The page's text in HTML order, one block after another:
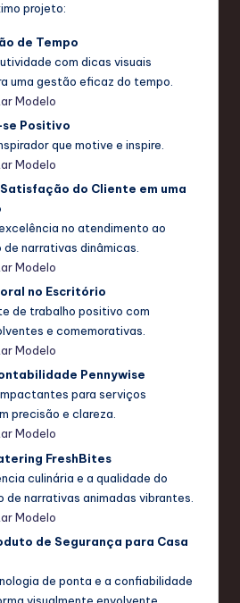
projeto:
de Tempo
com dicas visuais
uma gestão eficaz do tempo.
Modelo
Positivo
que motive e inspire.
Modelo
do Cliente em uma
no atendimento ao
narrativas dinâmicas.
Modelo
no Escritório
de trabalho positivo com
e comemorativas.
Modelo
Pennywise
para serviços
precisão e clareza.
Modelo
FreshBites
culinária e a qualidade do
de narrativas animadas vibrantes.
Modelo
de Segurança para Casa
de ponta e a confiabilidade
visualmente envolvente.